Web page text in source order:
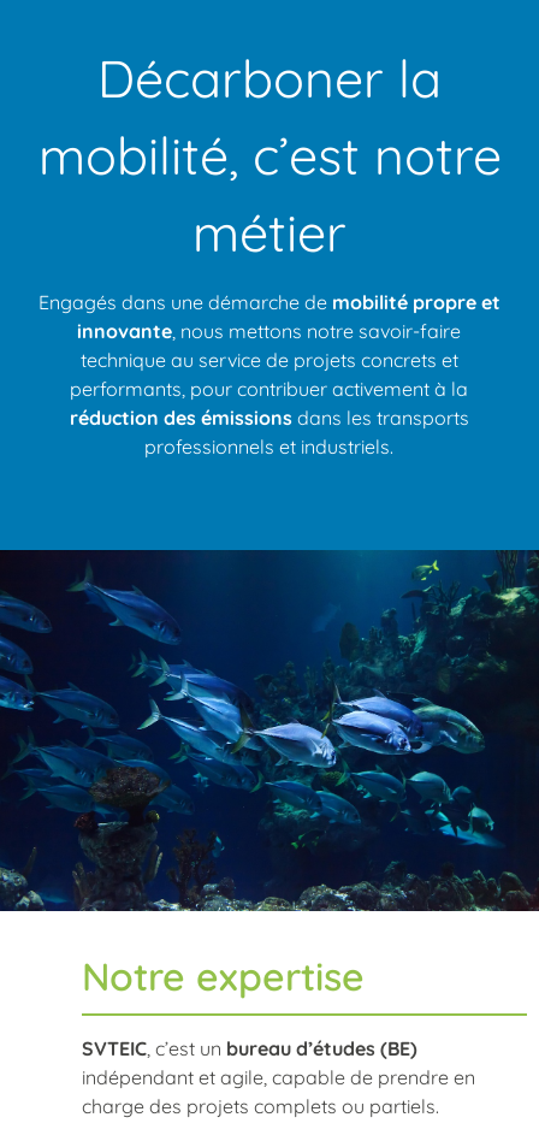
Décarboner la
mobilité, c’est notre
métier
Engagés dans une démarche de mobilité propre et
innovante , nous mettons notre savoir-faire
technique au service de projets concrets et
performants, pour contribuer activement à la
réduction des émissionsdans les transports
professionnels et industriels.
Notre expertise
SVTEIC , c’est un bureau d’études (BE)
indépendant et agile, capable de prendre en
charge des projets complets ou partiels.